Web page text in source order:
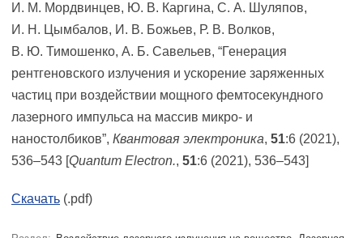
И. М. Мордвинцев, Ю. В. Каргина, С. А. Шуляпов,
И. Н. Цымбалов, И. В. Божьев, Р. В. Волков,
В. Ю. Тимошенко, А. Б. Савельев, “Генерация
рентгеновского излучения и ускорение заряженных
частиц при воздействии мощного фемтосекундного
лазерного импульса на массив микро- и
наностолбиков”, Квантовая электроника, 51:6 (2021),
536–543 [Quantum Electron., 51:6 (2021), 536–543]
Скачать (.pdf)